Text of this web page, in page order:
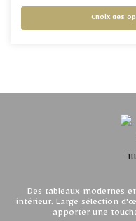
Choix des
Des tableaux modernes
intérieur. Large sélection
apporter une